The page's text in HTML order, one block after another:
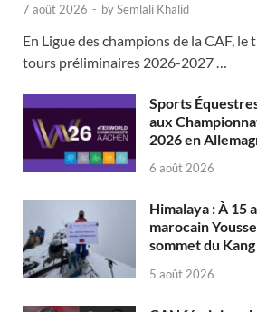
7 août 2026 - bySemlali Khalid
En Ligue des champions de la CAF, le
tours préliminaires 2026-2027 …
Sports
aux
2026 en
6 août 2026
Himalaya : À 15
marocain
sommet du
5 août 2026